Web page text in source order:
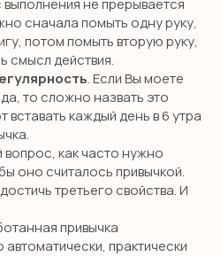
не прерывается
сначала помыть одну руку,
потом помыть вторую руку,
смысл действия.
. Если Вы моете
то сложно назвать это
вставать каждый день в 6 утра
как часто нужно
оно считалось привычкой.
третьего свойства. И
привычка
практически